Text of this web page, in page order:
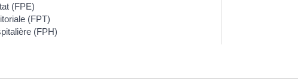
(FPE)
(FPT)
(FPH)